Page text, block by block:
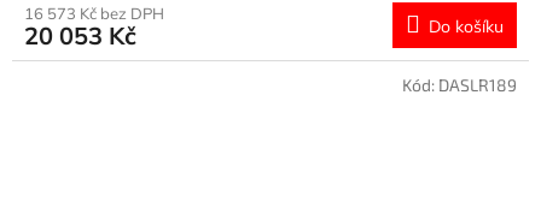
M
A
16 573 Kč bez DPH
20 053 Kč Do košíku
Kód: DASLR189